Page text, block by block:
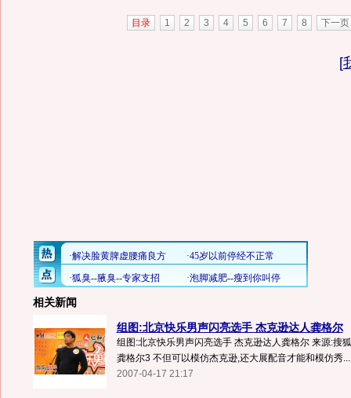
目录 1 2 3 4 5 6 7 8 下一页
[
相关新闻
组图:北京快乐男声闪亮选手 杰克逊达人龚格尔
组图:北京快乐男声闪亮选手 杰克逊达人龚格尔 来源:搜
龚格尔3 不但可以模仿杰克逊,还大展配音才能和模仿秀...
2007-04-17 21:17